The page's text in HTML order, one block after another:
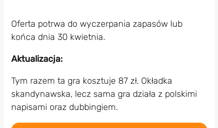
Oferta potrwa do wyczerpania zapasów lub
końca dnia 30 kwietnia.
Aktualizacja:
Tym razem ta gra kosztuje 87 zł. Okładka
skandynawska, lecz sama gra działa z polskimi
napisami oraz dubbingiem.